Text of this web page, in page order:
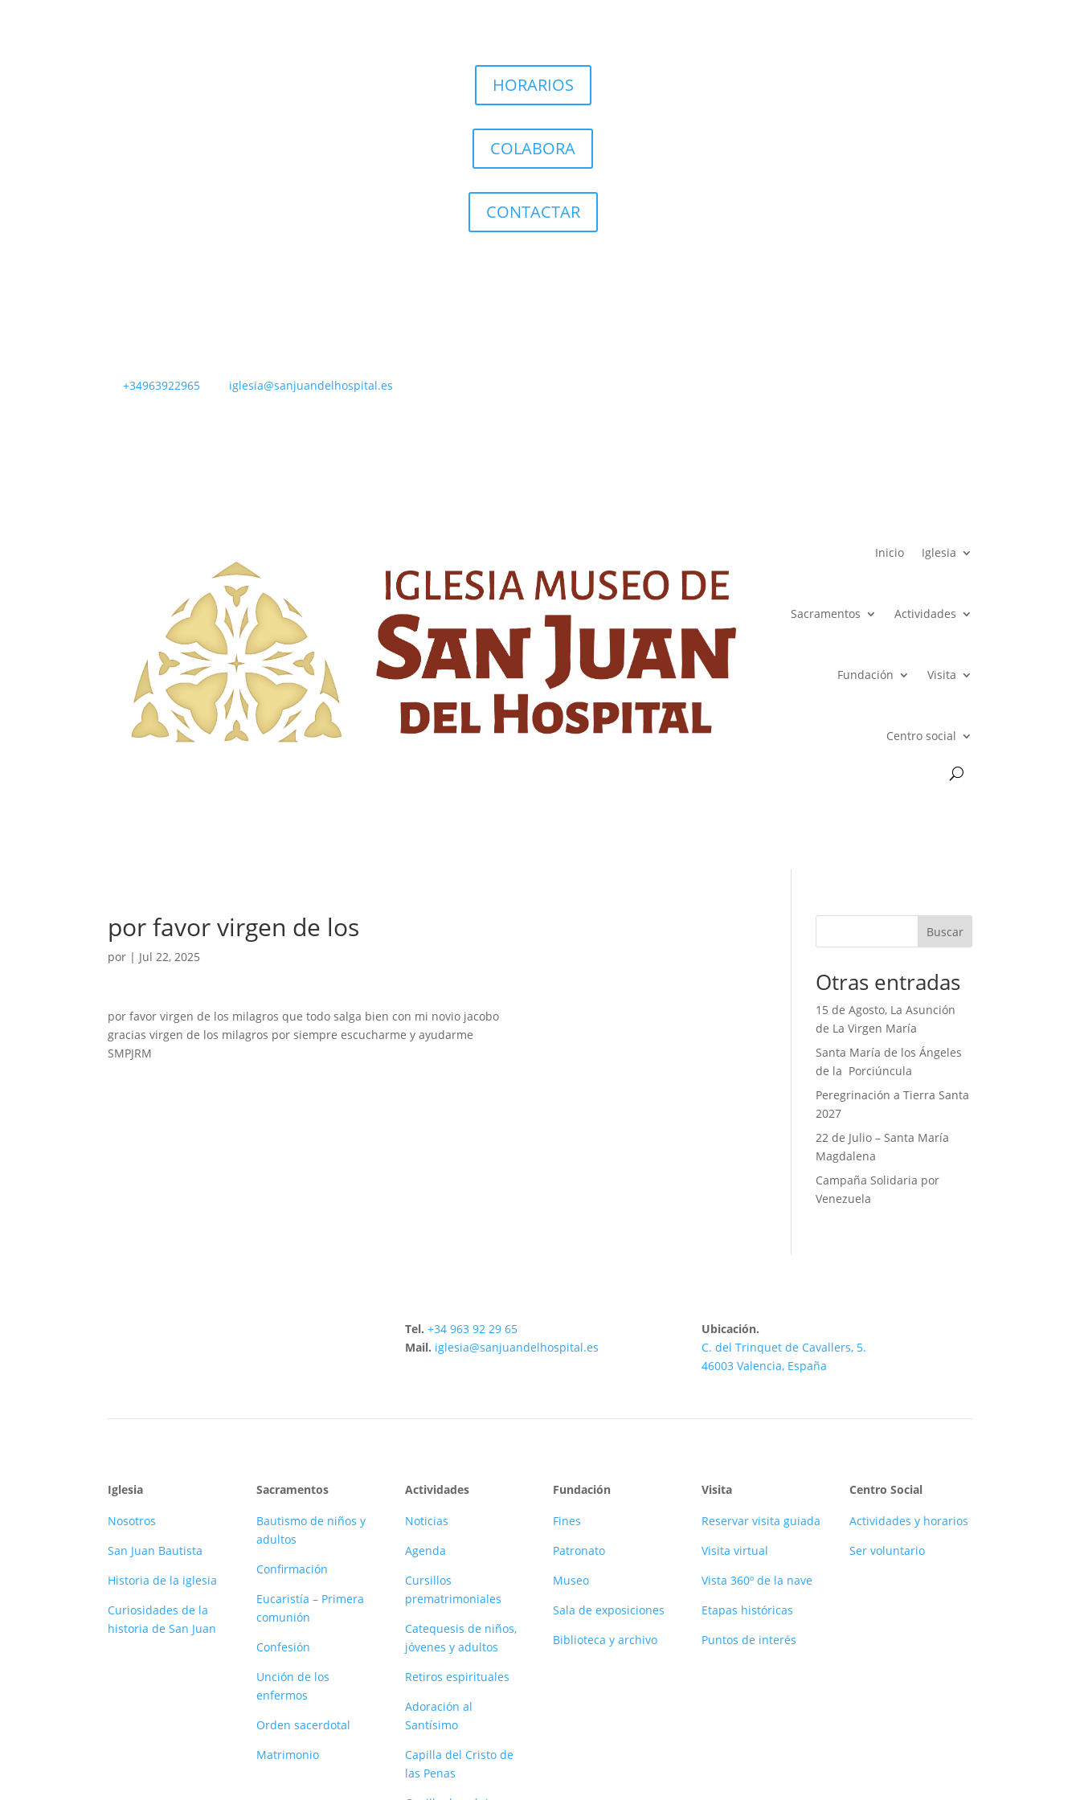
HORARIOS
COLABORA
CONTACTAR
+34963922965 iglesia@sanjuandelhospital.es
Inicio Iglesia
Sacramentos Actividades
Fundación Visita
Centro social
por favor virgen de los
por | Jul 22, 2025
por favor virgen de los milagros que todo salga bien con mi novio jacobo
gracias virgen de los milagros por siempre escucharme y ayudarme
SMPJRM
Buscar
Otras entradas
15 de Agosto, La Asunción
de La Virgen María
Santa María de los Ángeles
de la Porciúncula
Peregrinación a Tierra Santa
2027
22 de Julio – Santa María
Magdalena
Campaña Solidaria por
Venezuela
Tel. +34 963 92 29 65
Mail. iglesia@sanjuandelhospital.es
Ubicación.
C. del Trinquet de Cavallers, 5.
46003 Valencia, España
Iglesia
Nosotros
San Juan Bautista
Historia de la iglesia
Curiosidades de la
historia de San Juan
Sacramentos
Bautismo de niños y
adultos
Confirmación
Eucaristía – Primera
comunión
Confesión
Unción de los
enfermos
Orden sacerdotal
Matrimonio
Actividades
Noticias
Agenda
Cursillos
prematrimoniales
Catequesis de niños,
jóvenes y adultos
Retiros espirituales
Adoración al
Santísimo
Capilla del Cristo de
las Penas
Fundación
Fines
Patronato
Museo
Sala de exposiciones
Biblioteca y archivo
Visita
Reservar visita guiada
Visita virtual
Vista 360º de la nave
Etapas históricas
Puntos de interés
Centro Social
Actividades y horarios
Ser voluntario